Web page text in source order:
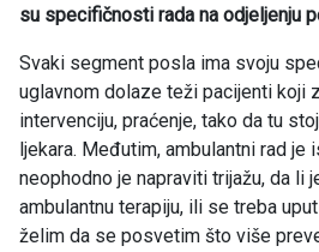
su specifičnosti rada na odjeljenju
Svaki segment posla ima svoju
uglavnom dolaze teži pacijenti koji
intervenciju, praćenje, tako da tu
ljekara. Međutim, ambulantni rad je
neophodno je napraviti trijažu, da li
ambulantnu terapiju, ili se treba
želim da se posvetim što više